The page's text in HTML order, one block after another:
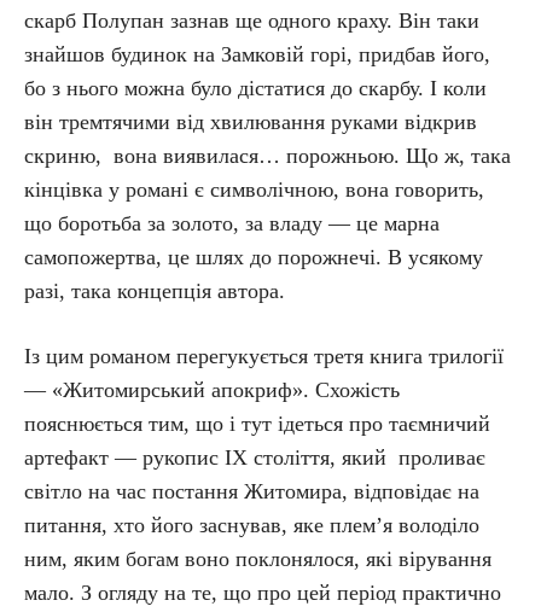
скарб Полупан зазнав ще одного краху. Він таки
знайшов будинок на Замковій горі, придбав його,
бо з нього можна було дістатися до скарбу. І коли
він тремтячими від хвилювання руками відкрив
скриню, вона виявилася… порожньою. Що ж, така
кінцівка у романі є символічною, вона говорить,
що боротьба за золото, за владу — це марна
самопожертва, це шлях до порожнечі. В усякому
разі, така концепція автора.
Із цим романом перегукується третя книга трилогії
— «Житомирський апокриф». Схожість
пояснюється тим, що і тут ідеться про таємничий
артефакт — рукопис ІХ століття, який проливає
світло на час постання Житомира, відповідає на
питання, хто його заснував, яке плем’я володіло
ним, яким богам воно поклонялося, які вірування
мало. З огляду на те, що про цей період практично